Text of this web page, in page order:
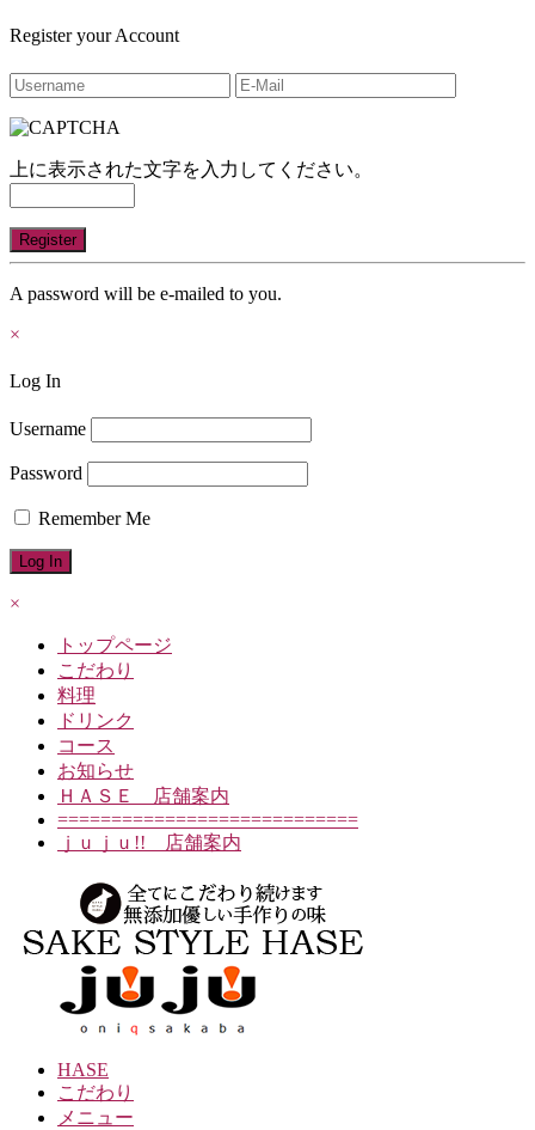
Register your Account
上に表示された文字を入力してください。
A password will be e-mailed to you.
×
Log In
Username
Password
Remember Me
×
トップページ
こだわり
料理
ドリンク
コース
お知らせ
ＨＡＳＥ 店舗案内
============================
ｊｕｊｕ!! 店舗案内
HASE
こだわり
メニュー